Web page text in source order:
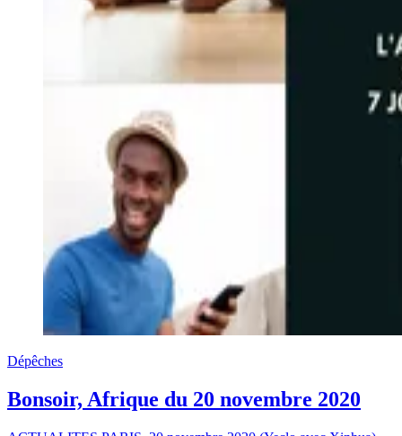
Dépêches
Bonsoir, Afrique du 20 novembre 2020